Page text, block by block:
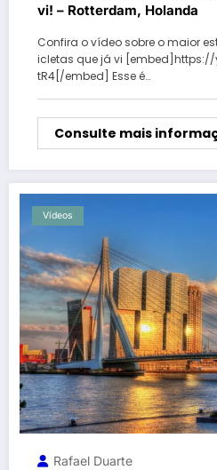
vi! – Rotterdam, Holanda
Confira o vídeo sobre o maior
icletas que já vi
tR4[/embed] Esse é…
Consulte mais
Vídeos
Rafael Duarte